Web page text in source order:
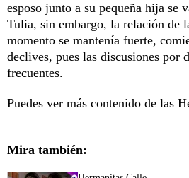
esposo junto a su pequeña hija se
Tulia, sin embargo, la relación de
momento se mantenía fuerte,
declives, pues las discusiones por
frecuentes.
Puedes ver más contenido de las
Mira también: